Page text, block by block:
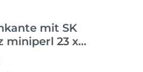
mit SK
miniperl 23 x
Preis: